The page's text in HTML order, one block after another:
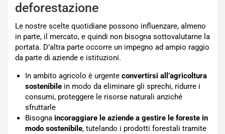
deforestazione
Le nostre scelte quotidiane possono influenzare, almeno
in parte, il mercato, e quindi non bisogna sottovalutarne la
portata. D’altra parte occorre un impegno ad ampio raggio
da parte di aziende e istituzioni.
In ambito agricolo è urgente convertirsi all’agricoltura
sostenibile in modo da eliminare gli sprechi, ridurre i
consumi, proteggere le risorse naturali anziché
sfruttarle
Bisogna incoraggiare le aziende a gestire le foreste in
modo sostenibile, tutelando i prodotti forestali tramite